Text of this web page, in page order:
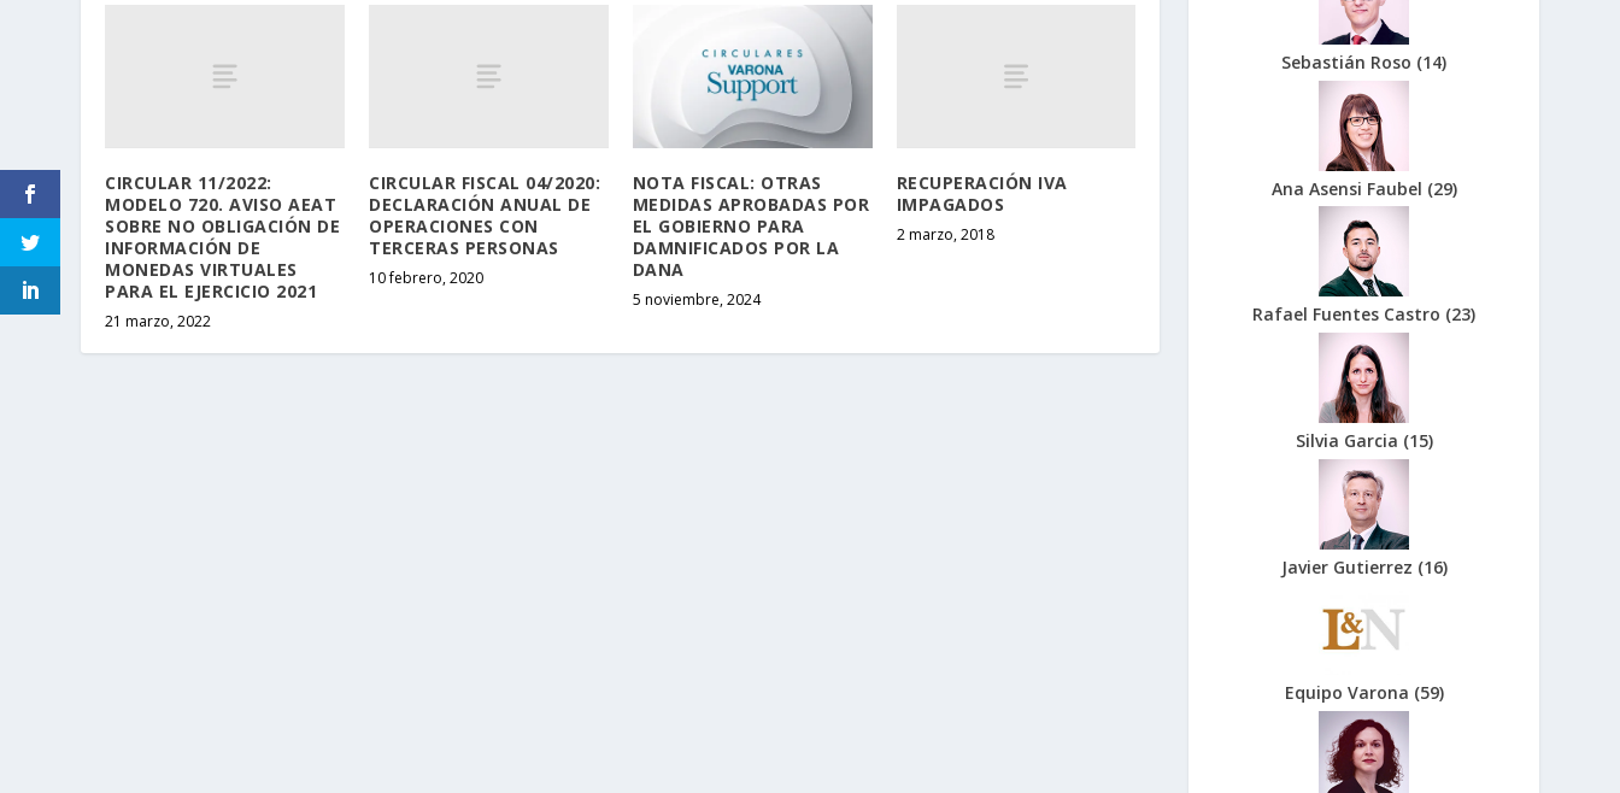
CIRCULAR 11/2022:
MODELO 720. AVISO AEAT
SOBRE NO OBLIGACIÓN DE
INFORMACIÓN DE
MONEDAS VIRTUALES
PARA EL EJERCICIO 2021
21 marzo, 2022
CIRCULAR FISCAL 04/2020:
DECLARACIÓN ANUAL DE
OPERACIONES CON
TERCERAS PERSONAS
10 febrero, 2020
NOTA FISCAL: OTRAS
MEDIDAS APROBADAS POR
EL GOBIERNO PARA
DAMNIFICADOS POR LA
DANA
5 noviembre, 2024
RECUPERACIÓN IVA
IMPAGADOS
2 marzo, 2018
Sebastián Roso (14)
Ana Asensi Faubel (29)
Rafael Fuentes Castro (23)
Silvia Garcia (15)
Javier Gutierrez (16)
Equipo Varona (59)